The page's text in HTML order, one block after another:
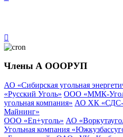
Члены А ОООРУП
АО «Сибирская угольная
«Русский Уголь» ООО «ММК-
угольная компания» АО ХК «СДС-
Майнинг»
ООО «En+уголь» АО
Угольная компания